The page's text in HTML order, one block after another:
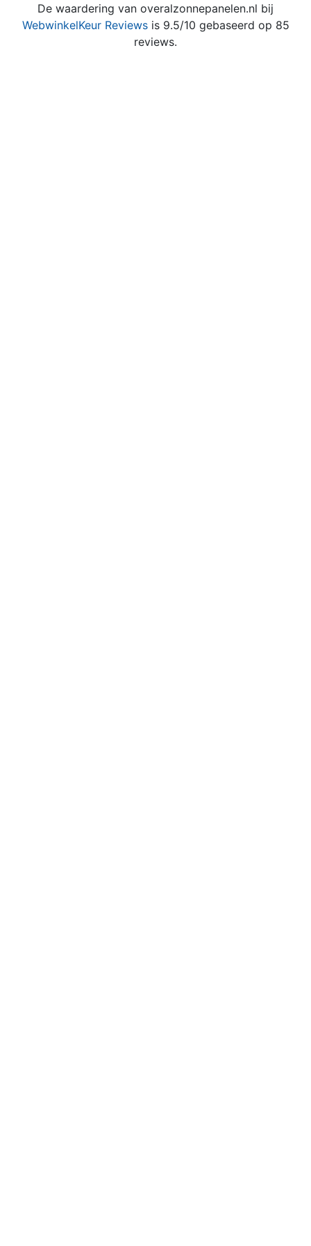
De waardering van overalzonnepanelen.nl bij
WebwinkelKeur Reviewsis 9.5/10 gebaseerd op 85
reviews.